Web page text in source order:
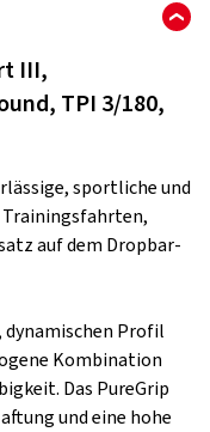
III,
TPI 3/180,
sportliche und
auf dem Dropbar-
Profil
Kombination
Das PureGrip
und eine hohe